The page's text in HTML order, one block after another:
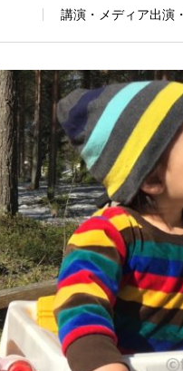
講演・メディア出